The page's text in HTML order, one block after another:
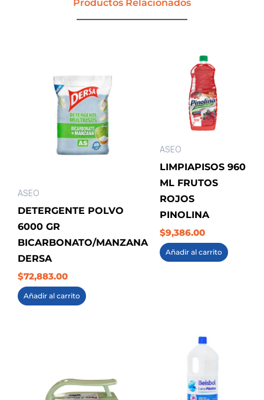
Productos Relacionados
ASEO
DETERGENTE POLVO
6000 GR
BICARBONATO/MANZANA
DERSA
$72,883.00
Añadir al carrito
ASEO
LIMPIAPISOS 960
ML FRUTOS
ROJOS
PINOLINA
$9,386.00
Añadir al carrito